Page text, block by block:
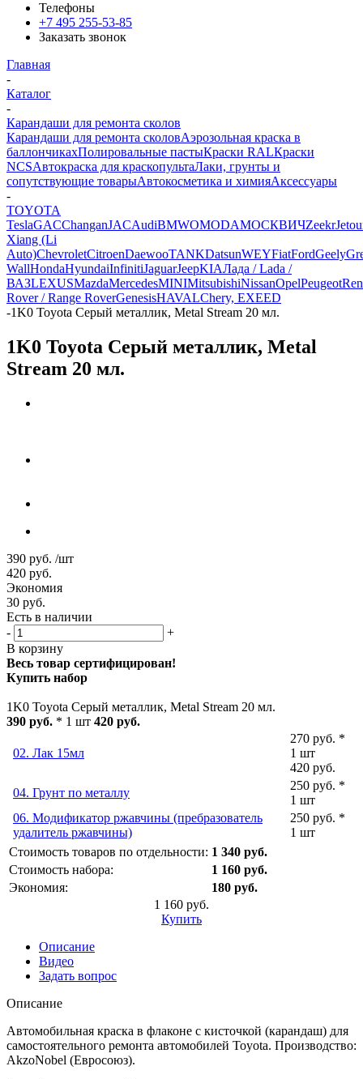
Телефоны
+7 495 255-53-85
Заказать звонок
Главная
-
Каталог
-
Карандаши для ремонта сколов
Карандаши для ремонта сколовАэрозольная краска в
баллончикахПолировальные пастыКраски RALКраски
NCSАвтокраска для краскопультаЛаки, грунты и
сопутствующие товарыАвтокосметика и химияАксессуары
-
TOYOTA
TeslaGACChanganJACAudiBMWOMODAМОСКВИЧZeekr
Xiang (Li
Auto)ChevroletCitroenDaewooTANKDatsunWEYFiatFordGeely
WallHondaHyundaiInfinitiJaguarJeepKIAЛада / Lada /
ВАЗLEXUSMazdaMercedesMINIMitsubishiNissanOpelPeugeot
Rover / Range RoverGenesisHAVALChery, EXEED
-1K0 Toyota Серый металлик, Metal Stream 20 мл.
1K0 Toyota Серый металлик, Metal
Stream 20 мл.
390 руб. /шт
420 руб.
Экономия
30 руб.
Есть в наличии
-
+
В корзину
Весь товар сертифицирован!
Купить набор
1K0 Toyota Серый металлик, Metal Stream 20 мл.
390 руб. * 1 шт 420 руб.
02. Лак 15мл
270 руб. *
1 шт
420 руб.
04. Грунт по металлу
250 руб. *
1 шт
06. Модификатор ржавчины (пребразователь
удалитель ржавчины)
250 руб. *
1 шт
Стоимость товаров по отдельности: 1 340 руб.
Стоимость набора:
1 160 руб.
Экономия:
180 руб.
1 160 руб.
Купить
Описание
Видео
Задать вопрос
Описание
Автомобильная краска в флаконе с кисточкой (карандаш) для
самостоятельного ремонта автомобилей Toyota. Производство:
AkzoNobel (Евросоюз).